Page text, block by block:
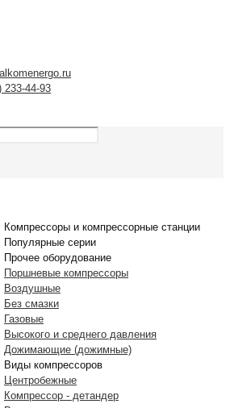
233-44-93
Компрессоры и компрессорные станции
Популярные серии
Прочее оборудование
Поршневые компрессоры
Воздушные
Без смазки
Газовые
Высокого и среднего давления
Дожимающие (дожимные)
Виды компрессоров
Центробежные
Компрессор - детандер